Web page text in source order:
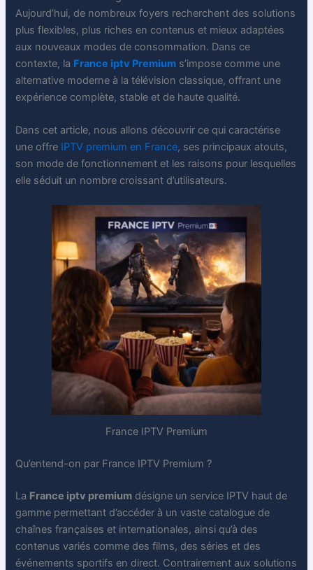
Aujourd’hui, de nombreux foyers recherchent des solutions
plus flexibles, plus riches en contenus et mieux adaptées
aux nouveaux modes de consommation. Dans ce
contexte, la France iptv Premium s’impose comme une
alternative moderne à la télévision classique, offrant une
expérience complète, stable et de haute qualité.
Dans cet article, nous allons découvrir ce qui caractérise
une offre IPTV premium en France, ses principaux atouts,
son mode de fonctionnement et les raisons pour lesquelles
elle séduit un nombre croissant d’utilisateurs.
France IPTV Premium
Qu’entend-on par France IPTV Premium ?
La France iptv premium désigne un service IPTV haut de
gamme permettant d’accéder à un vaste catalogue de
chaînes françaises et internationales, ainsi qu’à des
contenus variés comme des films, des séries et des
événements sportifs en direct. Contrairement aux solutions